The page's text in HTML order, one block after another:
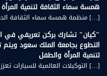
همسة سماء الثقافة لتنمية
[…] منظمة همسة سماء الثقافة
"كيان" تشارك بركن تعريفي في
التطوع بجامعة الملك سعود
لتنمية المرأة والطفل
[…] التوكيلات العالمية للسيارات